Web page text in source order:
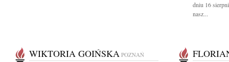
dniu 16
nasz...
WIKTORIA GOIŃSKA POZNAŃ